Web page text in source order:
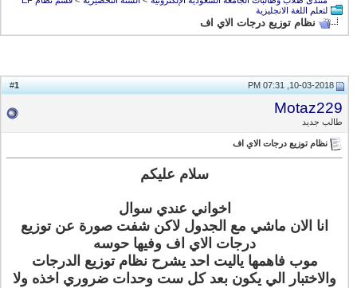
لتعلم اللغة الانجليزية
نظام توزيع درجات الاي اف
10-03-2018, 07:31 PM
Motaz229
طالب جديد
نظام توزيع درجات الاي اف
سلام عليكم
اخواني عندي سوال
انا الان ماشي مع الجدول لاكن شفت صورة عن توزيع
درجات الاي اف وفيها حوسه
موب فاهمها ياليت احد يشرح نظام توزيع الدرجات
والاختبار الي يكون بعد كل ست وحدات ضروري اخذه ولا